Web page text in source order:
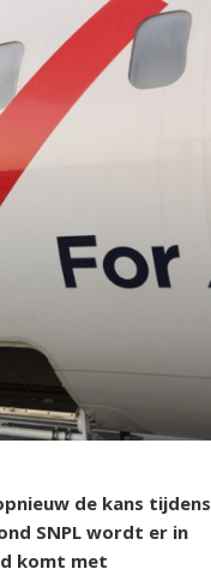
de kans tijdens
SNPL wordt er in
komt met